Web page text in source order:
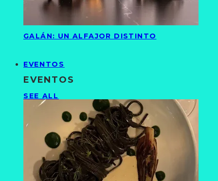
GALÁN: UN ALFAJOR DISTINTO
EVENTOS
EVENTOS
SEE ALL